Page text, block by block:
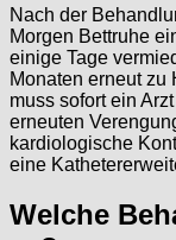
Nach der
Morgen Bettruhe
einige Tage
Monaten erneut zu
muss sofort ein
erneuten
kardiologische
eine
Welche